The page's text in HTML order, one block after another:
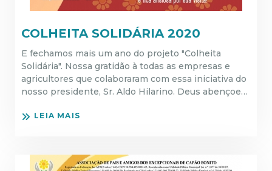
COLHEITA SOLIDÁRIA 2020
E fechamos mais um ano do projeto "Colheita
Solidária". Nossa gratidão à todas as empresas e
agricultores que colaboraram com essa iniciativa do
nosso presidente, Sr. Aldo Hilarino. Deus abençoe…
LEIA MAIS